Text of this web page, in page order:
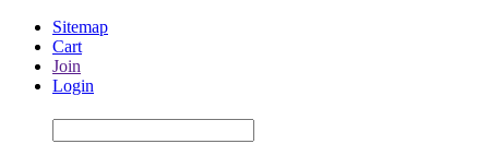
Sitemap
Cart
Join
Login